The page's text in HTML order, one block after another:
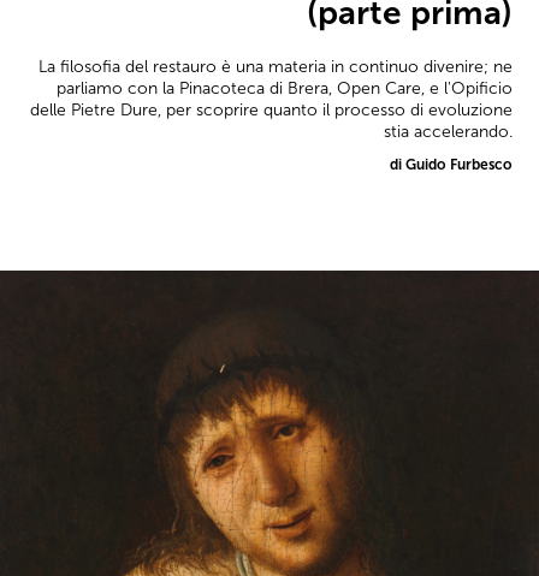
(parte prima)
La filosofia del restauro è una materia in continuo divenire; ne
parliamo con la Pinacoteca di Brera, Open Care, e l'Opificio
delle Pietre Dure, per scoprire quanto il processo di evoluzione
stia accelerando.
di Guido Furbesco